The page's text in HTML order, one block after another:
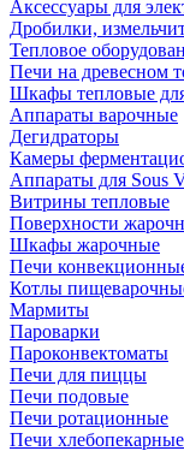
Аксессуары для
Дробилки,
Тепловое
Печи на древесном
Шкафы тепловые
Аппараты варочные
Дегидраторы
Камеры
Аппараты для Sous
Витрины тепловые
Поверхности
Шкафы жарочные
Печи
Котлы
Мармиты
Пароварки
Пароконвектоматы
Печи для пиццы
Печи подовые
Печи ротационные
Печи хлебопекарные